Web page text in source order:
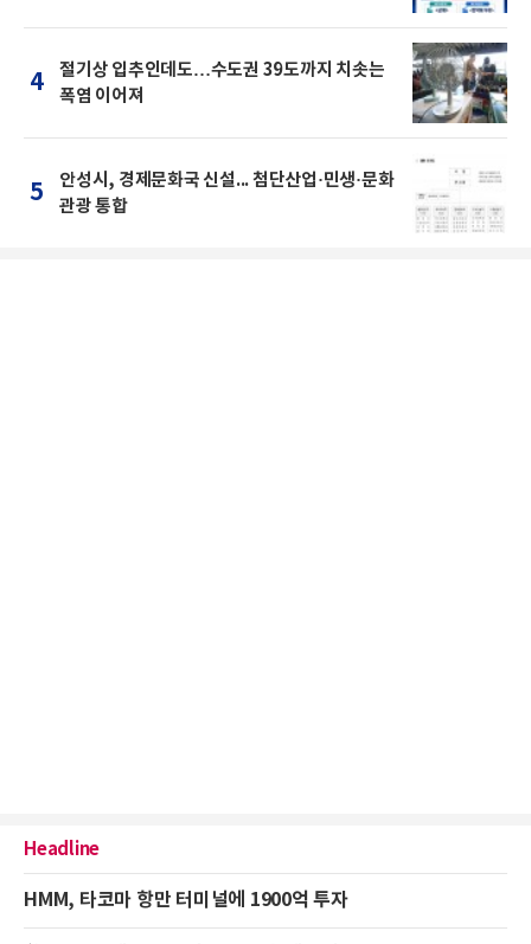
4
절기상 입추인데도…수도권 39도까지 치솟는
폭염 이어져
5
안성시, 경제문화국 신설... 첨단산업·민생·문화
관광 통합
Headline
HMM, 타코마 항만 터미널에 1900억 투자